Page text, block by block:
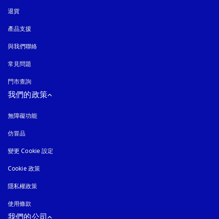
退貨
產品支援
與我們聯絡
常見問題
門市查詢
我們的政策
無障礙功能
仿冒品
變更 Cookie 設定
Cookie 政策以新標籤頁開啟
隱私權政策
使用條款